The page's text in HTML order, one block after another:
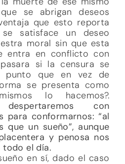
se abrigan deseos
que esto reporta
satisface un deseo
moral sin que esta
entra en conflicto con
si la censura se
punto que en vez de
se presenta como
lo hacemos?.
despertaremos con
para conformarnos: “al
un sueño”, aunque
y penosa nos
todo el día.
en sí, dado el caso